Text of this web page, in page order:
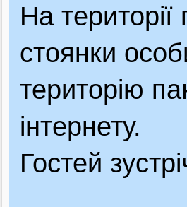
На
стоянки
територію
інтернету.
Гостей